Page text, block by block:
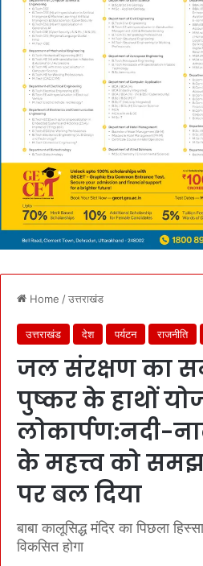
Home /उत्तराखंड
उत्तराखंड देश पर्यटन राजनीति
जल संरक्षण का
पुष्कर के हाथों
लोकार्पण:नदी-
के महत्त्व को
पर बल दिया
बाबा कालूसिद्ध मंदिर का पिछला
विकसित होगा